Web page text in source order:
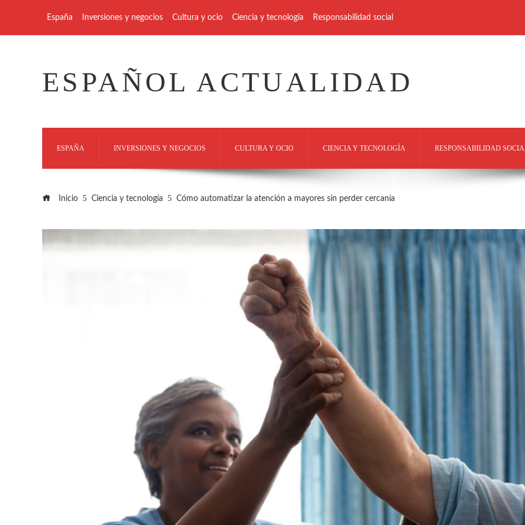
España Inversiones y negocios Cultura y ocio Ciencia y tecnología Responsabilidad social
ESPAÑOL ACTUALIDAD
ESPAÑA INVERSIONES Y NEGOCIOS CULTURA Y OCIO CIENCIA Y TECNOLOGÍA RESPONSABILIDAD
Inicio Ciencia y tecnología Cómo automatizar la atención a mayores sin perder cercanía